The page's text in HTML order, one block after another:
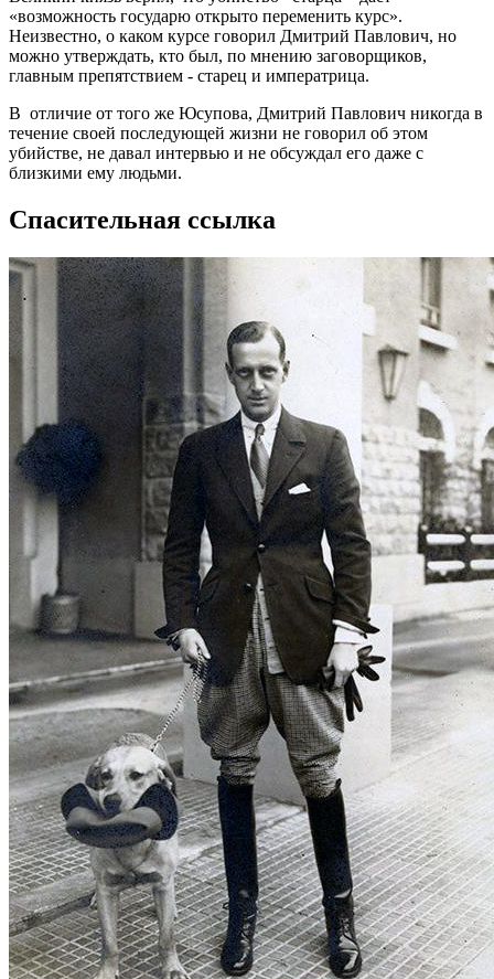
«возможность государю открыто переменить курс».
Неизвестно, о каком курсе говорил Дмитрий Павлович, но
можно утверждать, кто был, по мнению заговорщиков,
главным препятствием - старец и императрица.
В отличие от того же Юсупова, Дмитрий Павлович никогда в
течение своей последующей жизни не говорил об этом
убийстве, не давал интервью и не обсуждал его даже с
близкими ему людьми.
Спасительная ссылка